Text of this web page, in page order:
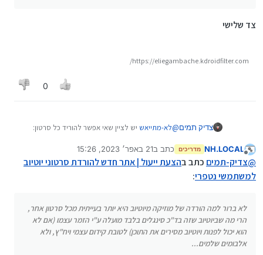
צד שלישי
https://eliegambache.kdroidfilter.com/
0
צדיק תמים@לא-מתייאש יש לציין שאי אפשר להוריד כל סרטון:
לא ברור למה הורדה של מוזיקה מיוטיוב היא יותר בעייתית
NH.LOCAL מדריכים כתב ב21 באפר׳ 2023, 15:26
נערך לאחרונה על ידי
@צדיק-תמים כתב בהצעת ייעול | אתר חדש להורדת סרטוני יוטיוב
למשתמשי נטפרי:
לא ברור למה הורדה של מוזיקה מיוטיוב היא יותר בעייתית מכל סרטון אחר,
הרי מה שביוטיוב שזה בד"כ סינגלים בלבד מועלה ע"י הזמר עצמו (אם לא
הוא יכול לפנות ויוטיוב מסירים את התוכן) לטובת קידום עצמי ויח"ץ, ולא
אלבומים שלמים...